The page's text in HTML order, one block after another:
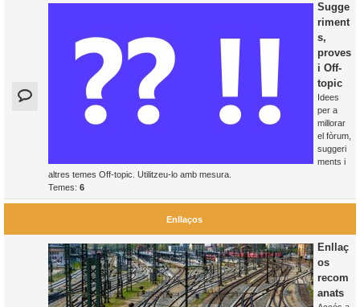
Sugge
riment
s,
proves
i Off-
topic
Idees
per a
millorar
el fòrum,
suggeri
ments i
altres temes Off-topic. Utilitzeu-lo amb mesura.
Temes: 6
Enllaços
Enllaç
os
recom
anats